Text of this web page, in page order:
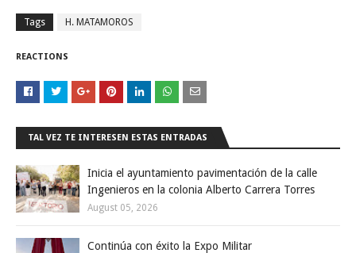
Tags H. MATAMOROS
REACTIONS
TAL VEZ TE INTERESEN ESTAS ENTRADAS
Inicia el ayuntamiento pavimentación de la calle
Ingenieros en la colonia Alberto Carrera Torres
August 05, 2026
Continúa con éxito la Expo Militar